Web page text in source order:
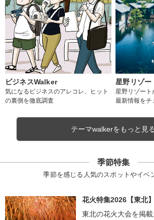
ビジネスWalker
気になるビジネスのアレコレ、ヒット
の裏側を徹底調査
星野リゾ
星野リゾート
最新情報をチ
テーマwalkerをもっと見る
季節特集
季節を感じる人気のスポットやイベ
花火特集2026【東北】
東北の花火大会を掲載